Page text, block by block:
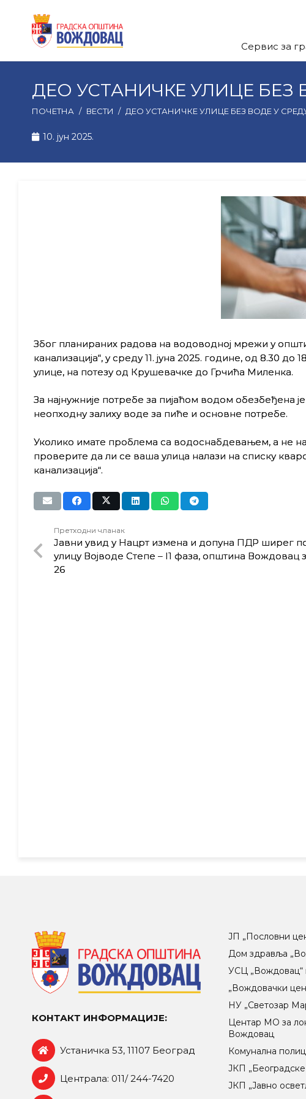
Сервис за
ДЕО УСТАНИЧКЕ УЛИЦЕ БЕЗ
ПОЧЕТНА / ВЕСТИ / ДЕО УСТАНИЧКЕ УЛИЦЕ БЕЗ ВОДЕ У СРЕДУ,
10. јун 2025.
Због планираних радова на водоводној мрежи у
канализација“, у среду 11. јуна 2025. године, од 8.30
улице, на потезу од Крушевачке до Грчића Миленка.
За најнужније потребе за пијаћом водом обезбеђена
неопходну залиху воде за пиће и основне потребе.
Уколико имате проблема са водоснабдевањем, а не
проверите да ли се ваша улица налази на списку
канализација“.
Претходни чланак
Јавни увид у Нацрт измена и допуна ПДР ширег
улицу Војводе Степе – I1 фаза, општина Вождовац
26
КОНТАКТ ИНФОРМАЦИЈЕ:
Устаничка 53, 11107 Београд
Централа: 011/ 244-7420
ЈП „Пословни
Дом здравља
УСЦ
„Вождовачки
НУ „Светозар
Центар МO за
Вождовац
Комунална
ЈКП
ЈКП „Јавно